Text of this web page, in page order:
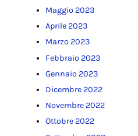
Maggio 2023
Aprile 2023
Marzo 2023
Febbraio 2023
Gennaio 2023
Dicembre 2022
Novembre 2022
Ottobre 2022